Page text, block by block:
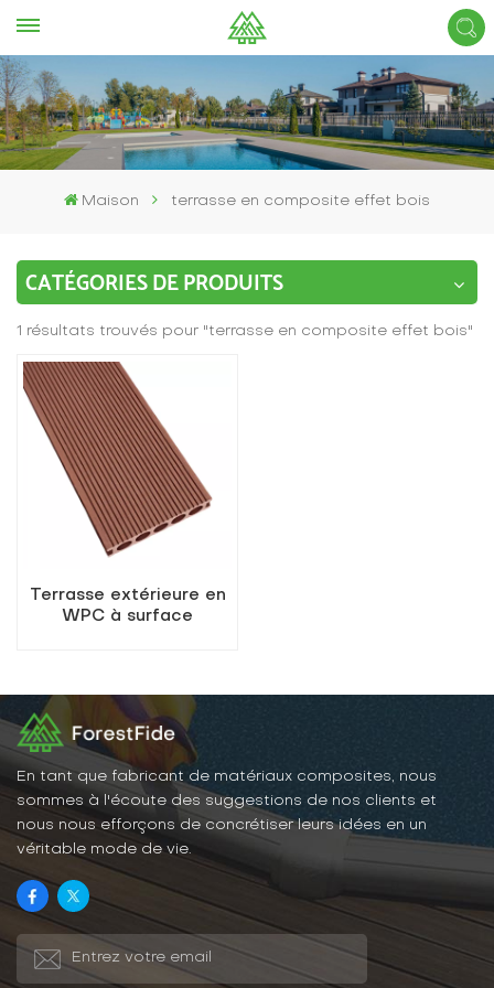
Maison terrasse en composite effet bois
CATÉGORIES DE PRODUITS
1 résultats trouvés pour "terrasse en composite effet bois"
Terrasse extérieure en
WPC à surface
En tant que fabricant de matériaux composites, nous
sommes à l'écoute des suggestions de nos clients et
nous nous efforçons de concrétiser leurs idées en un
véritable mode de vie.